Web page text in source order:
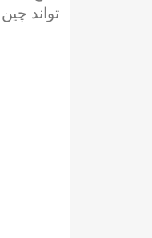
تواند